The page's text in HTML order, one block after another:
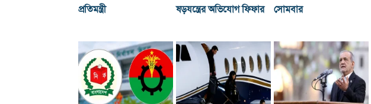
প্রতিমন্ত্রী
ষড়যন্ত্রের অভিযোগ ফিফার
সোমবার